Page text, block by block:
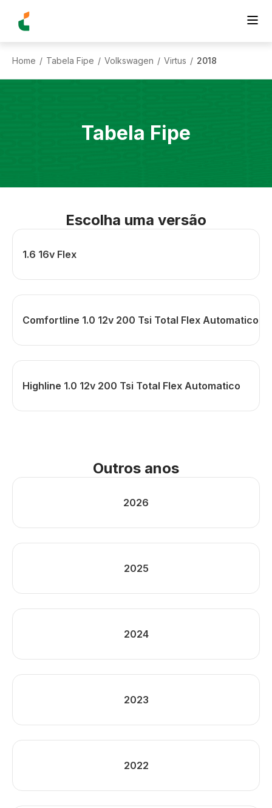
Home / Tabela Fipe / Volkswagen / Virtus / 2018
Tabela Fipe
Escolha uma versão
1.6 16v Flex
Comfortline 1.0 12v 200 Tsi Total Flex Automatico
Highline 1.0 12v 200 Tsi Total Flex Automatico
Outros anos
2026
2025
2024
2023
2022